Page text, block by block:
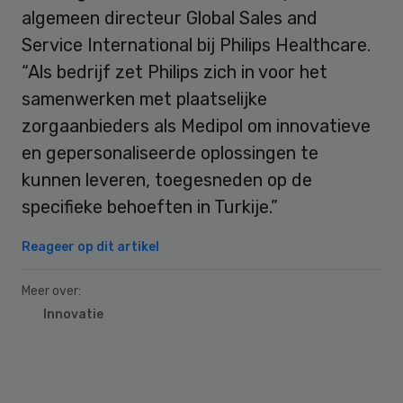
algemeen directeur Global Sales and
Service International bij Philips Healthcare.
“Als bedrijf zet Philips zich in voor het
samenwerken met plaatselijke
zorgaanbieders als Medipol om innovatieve
en gepersonaliseerde oplossingen te
kunnen leveren, toegesneden op de
specifieke behoeften in Turkije.”
Reageer op dit artikel
Meer over:
Innovatie